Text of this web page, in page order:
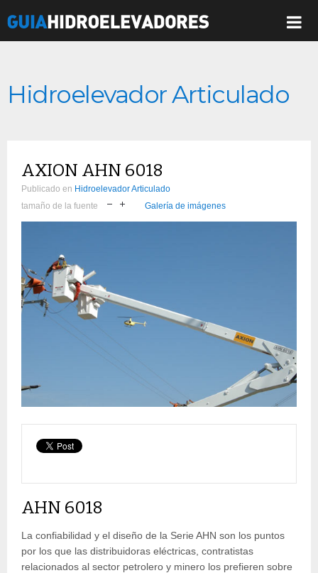
Hidroelevador Articulado
AXION AHN 6018
Publicado en Hidroelevador Articulado
tamaño de la fuente
Galería de imágenes
AHN 6018
La confiabilidad y el diseño de la Serie AHN son los puntos
por los que las distribuidoras eléctricas, contratistas
relacionados al sector petrolero y minero los prefieren sobre